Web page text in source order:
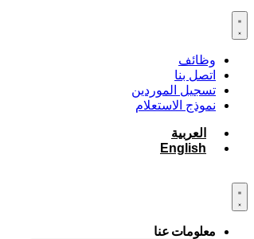
وظائف
اتصل بنا
تسجيل الموردين
نموذج الاستعلام
العربية
English
معلومات عنا